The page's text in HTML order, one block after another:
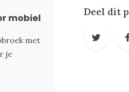
mobiel
met
je
Deel dit